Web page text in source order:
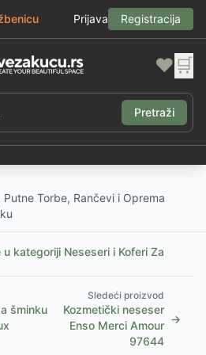
Prijava Registracija
❤️ 🛒
Pretraži
Torbe, Rančevi i Oprema
kategoriji Neseseri i Koferi Za
šminku
Sledeći proizvod
Kozmetički neseser
Enso Merci Amour
97644
→